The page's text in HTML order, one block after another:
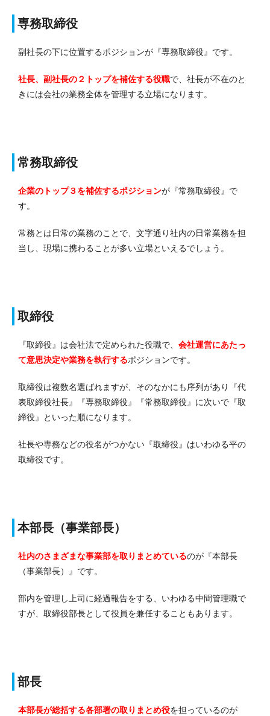
専務取締役
副社長の下に位置するポジションが『専務取締役』です。
社長、副社長の２トップを補佐する役職で、社長が不在のと
きには会社の業務全体を管理する立場になります。
常務取締役
企業のトップ３を補佐するポジションが『常務取締役』で
す。
常務とは日常の業務のことで、文字通り社内の日常業務を担
当し、現場に携わることが多い立場といえるでしょう。
取締役
『取締役』は会社法で定められた役職で、 会社運営にあたっ
て意思決定や業務を執行するポジションです。
取締役は複数名選ばれますが、そのなかにも序列があり『代
表取締役社長』『専務取締役』『常務取締役』に次いで『取
締役』といった順になります。
社長や専務などの役名がつかない『取締役』はいわゆる平の
取締役です。
本部長（事業部長）
社内のさまざまな事業部を取りまとめているのが『本部長
（事業部長）』です。
部内を管理し上司に経過報告をする、いわゆる中間管理職で
すが、取締役部長として役員を兼任することもあります。
部長
本部長が総括する各部署の取りまとめ役を担っているのが